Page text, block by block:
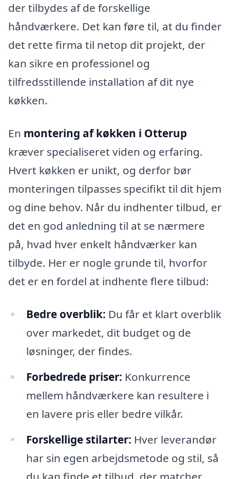
der tilbydes af de forskellige
håndværkere. Det kan føre til, at du finder
det rette firma til netop dit projekt, der
kan sikre en professionel og
tilfredsstillende installation af dit nye
køkken.
En montering af køkken i Otterup
kræver specialiseret viden og erfaring.
Hvert køkken er unikt, og derfor bør
monteringen tilpasses specifikt til dit hjem
og dine behov. Når du indhenter tilbud, er
det en god anledning til at se nærmere
på, hvad hver enkelt håndværker kan
tilbyde. Her er nogle grunde til, hvorfor
det er en fordel at indhente flere tilbud:
Bedre overblik: Du får et klart overblik
over markedet, dit budget og de
løsninger, der findes.
Forbedrede priser: Konkurrence
mellem håndværkere kan resultere i
en lavere pris eller bedre vilkår.
Forskellige stilarter: Hver leverandør
har sin egen arbejdsmetode og stil, så